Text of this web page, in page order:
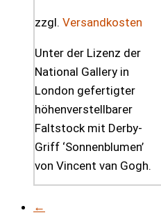
zzgl. Versandkosten
Unter der Lizenz der
National Gallery in
London gefertigter
höhenverstellbarer
Faltstock mit Derby-
Griff ‘Sonnenblumen’
von Vincent van Gogh.
←